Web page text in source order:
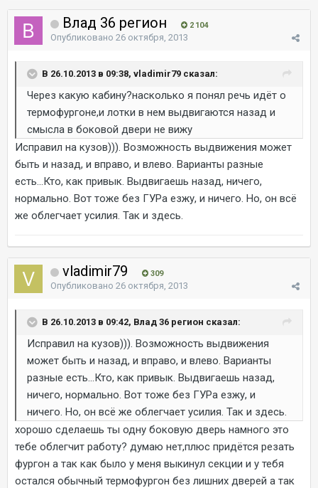
Влад 36 регион 2 104
Опубликовано 26 октября, 2013
В 26.10.2013 в 09:38, vladimir79 сказал:
Через какую кабину?насколько я понял речь идёт о
термофургоне,и лотки в нем выдвигаются назад и
смысла в боковой двери не вижу
Исправил на кузов))). Возможность выдвижения может
быть и назад, и вправо, и влево. Варианты разные
есть...Кто, как привык. Выдвигаешь назад, ничего,
нормально. Вот тоже без ГУРа езжу, и ничего. Но, он всё
же облегчает усилия. Так и здесь.
vladimir79 309
Опубликовано 26 октября, 2013
В 26.10.2013 в 09:42, Влад 36 регион сказал:
Исправил на кузов))). Возможность выдвижения
может быть и назад, и вправо, и влево. Варианты
разные есть...Кто, как привык. Выдвигаешь назад,
ничего, нормально. Вот тоже без ГУРа езжу, и
ничего. Но, он всё же облегчает усилия. Так и здесь.
хорошо сделаешь ты одну боковую дверь намного это
тебе облегчит работу? думаю нет,плюс придётся резать
фургон а так как было у меня выкинул секции и у тебя
остался обычный термофургон без лишних дверей а так